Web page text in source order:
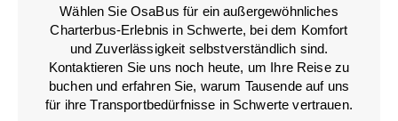
Wählen Sie OsaBus für ein außergewöhnliches
Charterbus-Erlebnis in Schwerte, bei dem Komfort
und Zuverlässigkeit selbstverständlich sind.
Kontaktieren Sie uns noch heute, um Ihre Reise zu
buchen und erfahren Sie, warum Tausende auf uns
für ihre Transportbedürfnisse in Schwerte vertrauen.